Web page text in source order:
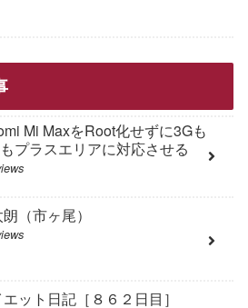
Mi MaxをRoot化せずに3Gも
プラスエリアに対応させる
（市ヶ尾）
ット日記［８６２日目］